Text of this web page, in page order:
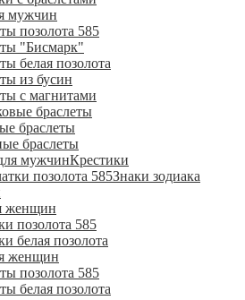
мужчин
позолота 585
"Бисмарк"
белая позолота
из бусин
с магнитами
браслеты
браслеты
браслеты
мужчинКрестики
позолота 585Знаки зодиака
женщин
позолота 585
белая позолота
женщин
позолота 585
белая позолота